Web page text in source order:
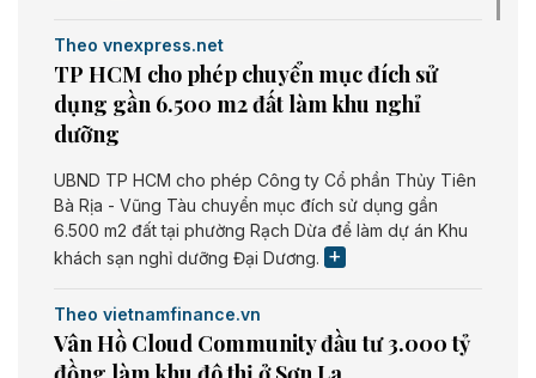
Theo vnexpress.net
TP HCM cho phép chuyển mục đích sử
dụng gần 6.500 m2 đất làm khu nghỉ
dưỡng
UBND TP HCM cho phép Công ty Cổ phần Thủy Tiên
Bà Rịa - Vũng Tàu chuyển mục đích sử dụng gần
6.500 m2 đất tại phường Rạch Dừa để làm dự án Khu
khách sạn nghỉ dưỡng Đại Dương.
Theo vietnamfinance.vn
Vân Hồ Cloud Community đầu tư 3.000 tỷ